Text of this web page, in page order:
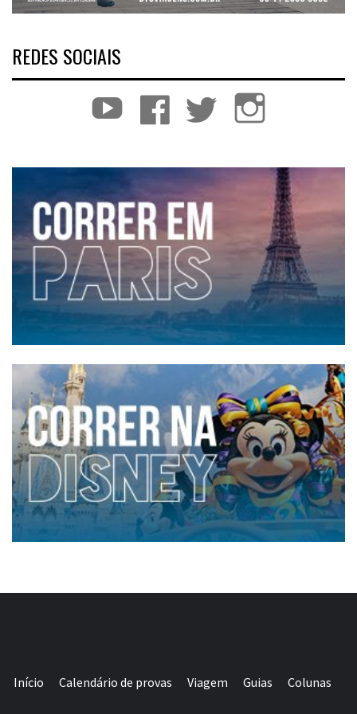
REDES SOCIAIS
YouTube Facebook Twitter
Início Calendário de provas Viagem Guias Colunas